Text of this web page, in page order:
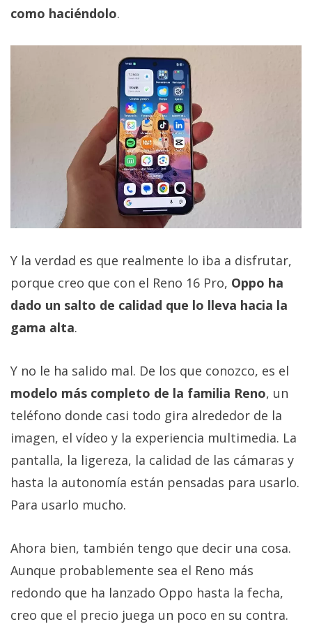
como haciéndolo.
Y la verdad es que realmente lo iba a disfrutar,
porque creo que con el Reno 16 Pro, Oppo ha
dado un salto de calidad que lo lleva hacia la
gama alta.
Y no le ha salido mal. De los que conozco, es el
modelo más completo de la familia Reno, un
teléfono donde casi todo gira alrededor de la
imagen, el vídeo y la experiencia multimedia. La
pantalla, la ligereza, la calidad de las cámaras y
hasta la autonomía están pensadas para usarlo.
Para usarlo mucho.
Ahora bien, también tengo que decir una cosa.
Aunque probablemente sea el Reno más
redondo que ha lanzado Oppo hasta la fecha,
creo que el precio juega un poco en su contra.